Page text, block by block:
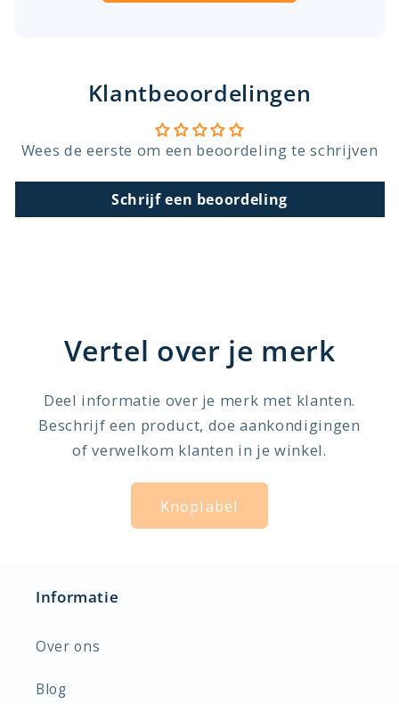
Klantbeoordelingen
Wees de eerste om een beoordeling te schrijven
Schrijf een beoordeling
Vertel over je merk
Deel informatie over je merk met klanten.
Beschrijf een product, doe aankondigingen
of verwelkom klanten in je winkel.
Knoplabel
Informatie
Over ons
Blog